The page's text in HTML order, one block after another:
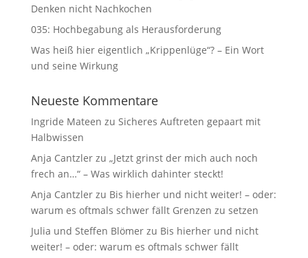
Denken nicht Nachkochen
035: Hochbegabung als Herausforderung
Was heiß hier eigentlich „Krippenlüge“? – Ein Wort
und seine Wirkung
Neueste Kommentare
Ingride Mateen zu Sicheres Auftreten gepaart mit
Halbwissen
Anja Cantzlerzu „Jetzt grinst der mich auch noch
frech an…“ – Was wirklich dahinter steckt!
Anja Cantzlerzu Bis hierher und nicht weiter! – oder:
warum es oftmals schwer fällt Grenzen zu setzen
Julia und Steffen Blömerzu Bis hierher und nicht
weiter! – oder: warum es oftmals schwer fällt